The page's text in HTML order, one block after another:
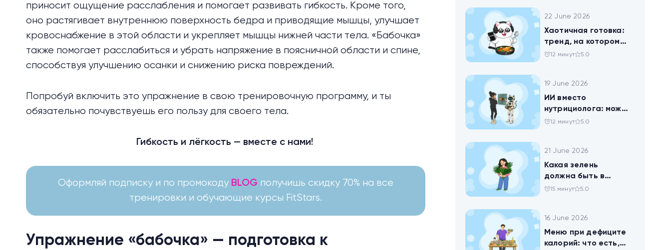
приносит ощущение расслабления и помогает развивать гибкость. Кроме того,
оно растягивает внутреннюю поверхность бедра и приводящие мышцы, улучшает
кровоснабжение в этой области и укрепляет мышцы нижней части тела. «Бабочка»
также помогает расслабиться и убрать напряжение в поясничной области и спине,
способствуя улучшению осанки и снижению риска повреждений.
Попробуй включить это упражнение в свою тренировочную программу, и ты
обязательно почувствуешь его пользу для своего тела.
Гибкость и лёгкость — вместе с нами!
Оформляй подписку и по промокоду BLOG получишь скидку 70% на все
тренировки и обучающие курсы FitStars.
Упражнение «бабочка» — подготовка к
22 June 2026
Хаотичная готовка:
тренд, на котором
похудел весь ТикТок
12 минут 5.0
19 June 2026
ИИ вместо
нутрициолога: можно
ли доверить
12 минут 5.0
21 June 2026
Какая зелень
должна быть в
тарелке
15 минут 5.0
16 June 2026
Меню при дефиците
калорий: что есть,